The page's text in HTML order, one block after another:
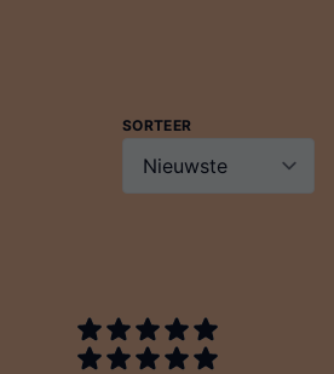
SORTEER